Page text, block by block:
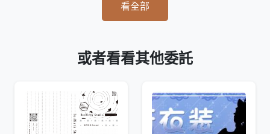
看全部
或者看看其他委託